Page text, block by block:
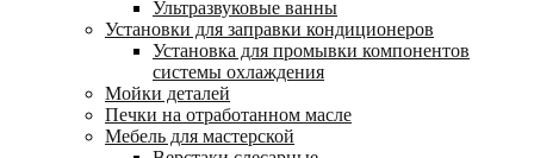
Ультразвуковые ванны
Установки для заправки кондиционеров
Установка для промывки компонентов
системы охлаждения
Мойки деталей
Печки на отработанном масле
Мебель для мастерской